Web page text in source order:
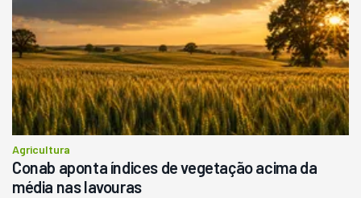
Agricultura
Conab aponta índices de vegetação acima da
média nas lavouras